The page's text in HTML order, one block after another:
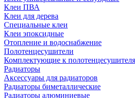
Клеи ПВА
Клеи для дерева
Специальные клеи
Клеи эпоксидные
Отопление и водоснабжение
Полотенцесушители
Комплектующие к
Радиаторы
Аксессуары для радиаторов
Радиаторы биметаллические
Радиаторы алюминиевые